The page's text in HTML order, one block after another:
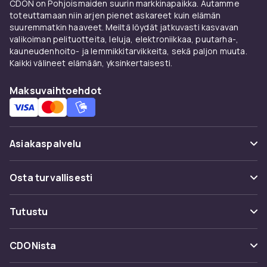
takaamiseksi tarjoamme valikoiman
ulkokäyttöön suunniteltuja retkipatjoja. Nämä
patjat on suunniteltu pitämään sinut lämpimänä
ja mukavana myös kylminä öinä.
Retkipatjavalikoimamme tarjoaa sinulle
Täytettävät patjat -
käytännöllisiä ja
monipuolisia
käytännöllisiä moniin tarkoituksiin. Käytä niitä
ylimääräisinä vierassänkyinä kotona tai ota ne
mukaasi retkeilyretkellesi mukavia yöunia
varten. Tutustu puhallettavien patjojen
valikoimaamme ja löydä niiden monet
CDON on Pohjoismaiden suurin markkinapaikka. Autamme
toteuttamaan niin arjen pienet askareet kuin elämän
suuremmatkin haaveet. Meiltä löydät jatkuvasti kasvavan
valikoiman pelituotteita, leluja, elektroniikkaa, puutarha-,
kauneudenhoito- ja lemmikkitarvikkeita, sekä paljon muuta.
Kaikki välineet elämään, yksinkertaisesti.
Maksuvaihtoehdot
Asiakaspalvelu
Usein kysyttyä (UKK)
Seuraa pakettia
Ota yhteyttä
Osta turvallisesti
Maksuvaihtoehdot
Toimitus
Tutustu
Kategoriat
CDONista